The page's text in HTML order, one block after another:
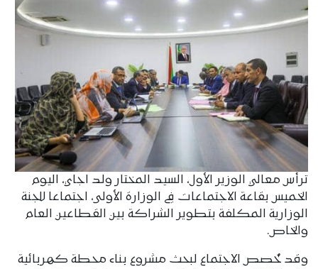
ترأس معالي الوزير الأول، السيد المختار ولد اجاي، اليوم
الخميس بقاعة الاجتماعات في الوزارة الأولى، اجتماعا للجنة
الوزارية المكلفة بتطوير الشراكة بين القطاعين العام
والخاص.
وقد خُصص الاجتماع لبحث مشروع بناء محطة كهربائية